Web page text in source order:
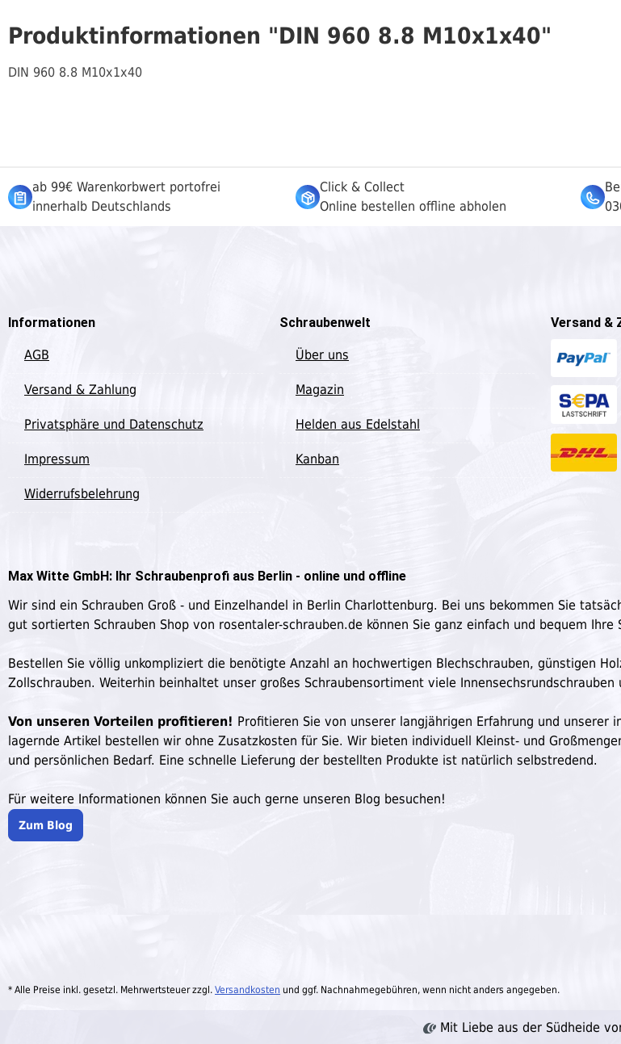
Produktinformationen "DIN 960 8.8 M10x1x40"
DIN 960 8.8 M10x1x40
ab 99€ Warenkorbwert portofrei
innerhalb Deutschlands
Click & Collect
Online bestellen offline abholen
Informationen
AGB
Versand & Zahlung
Privatsphäre und Datenschutz
Impressum
Widerrufsbelehrung
Schraubenwelt
Über uns
Magazin
Helden aus Edelstahl
Kanban
Versand &
Max Witte GmbH: Ihr Schraubenprofi aus Berlin - online und offline
Wir sind ein Schrauben Groß - und Einzelhandel in Berlin Charlottenburg. Bei uns bekommen Sie
gut sortierten Schrauben Shop von rosentaler-schrauben.de können Sie ganz einfach und bequem Ihre
Bestellen Sie völlig unkompliziert die benötigte Anzahl an hochwertigen Blechschrauben, günstigen
Zollschrauben. Weiterhin beinhaltet unser großes Schraubensortiment viele Innensechsrundschrauben
Von unseren Vorteilen profitieren! Profitieren Sie von unserer langjährigen Erfahrung und unserer
lagernde Artikel bestellen wir ohne Zusatzkosten für Sie. Wir bieten individuell Kleinst- und
und persönlichen Bedarf. Eine schnelle Lieferung der bestellten Produkte ist natürlich selbstredend.
Für weitere Informationen können Sie auch gerne unseren Blog besuchen!
Zum Blog
* Alle Preise inkl. gesetzl. Mehrwertsteuer zzgl. Versandkosten und ggf. Nachnahmegebühren, wenn nicht anders angegeben.
Mit Liebe aus der Südheide